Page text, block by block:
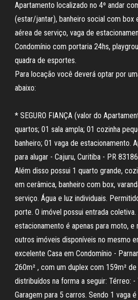
Apartamento localizado no 4º andar
(estar/jantar), banheiro social com box
aérea de serviço, vaga de
Condomínio com portaria 24hs,
quadra de esportes.
Para locação você deverá optar por
abaixo:
* SEGURO FIANÇA (valor do
quartos; 01 sala ampla; 01 cozinha
banheiro; 01 vaga de estacionamento.
para alugar - Cajuru, Curitiba - PR
Além disso possui 1 quarto grande,
em cerâmica, banheiro com box,
serviço. Água e luz individuais.
porte. O imóvel possui entrada coletiva.
estacionamento é apenas para moto, e
outros imóveis disponíveis no mesmo
excelente Casa em Condomínio -
260m² , com um duplex com 159m²
distribuídos na forma a seguir: Térreo: -
Garagem para 5 carros. Sendo 1 vaga